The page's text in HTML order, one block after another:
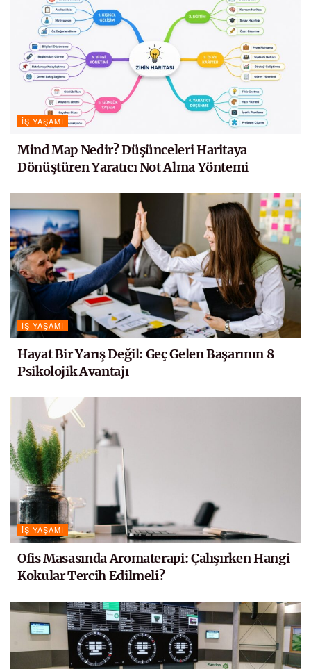
İŞ YAŞAMI
Mind Map Nedir? Düşünceleri Haritaya
Dönüştüren Yaratıcı Not Alma Yöntemi
İŞ YAŞAMI
Hayat Bir Yarış Değil: Geç Gelen Başarının 8
Psikolojik Avantajı
İŞ YAŞAMI
Ofis Masasında Aromaterapi: Çalışırken Hangi
Kokular Tercih Edilmeli?